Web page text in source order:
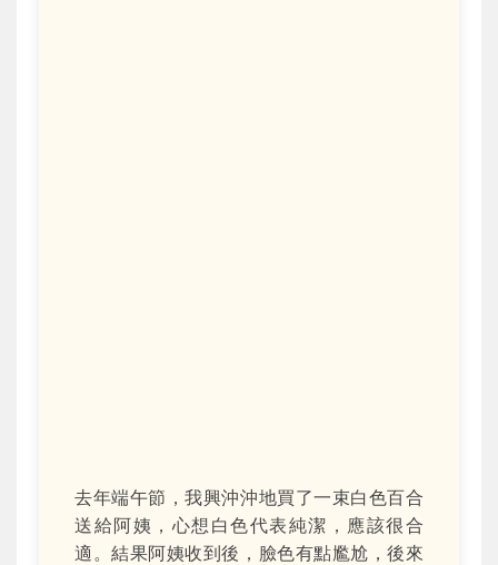
去年端午節，我興沖沖地買了一束白色百合
送給阿姨，心想白色代表純潔，應該很合
適。結果阿姨收到後，臉色有點尷尬，後來